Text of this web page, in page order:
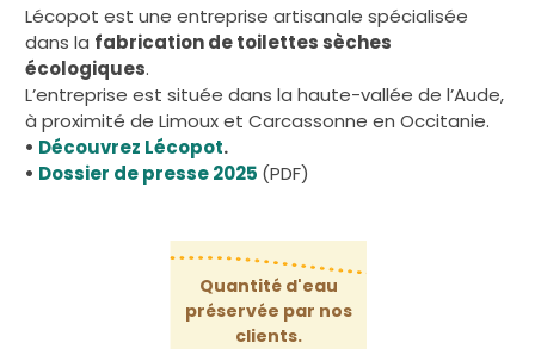
Lécopot est une entreprise artisanale spécialisée
dans la fabrication de toilettes sèches
écologiques.
L’entreprise est située dans la haute-vallée de l’Aude,
à proximité de Limoux et Carcassonne en Occitanie.
• Découvrez Lécopot.
• Dossier de presse 2025 (PDF)
Quantité d'eau
préservée par nos
clients.